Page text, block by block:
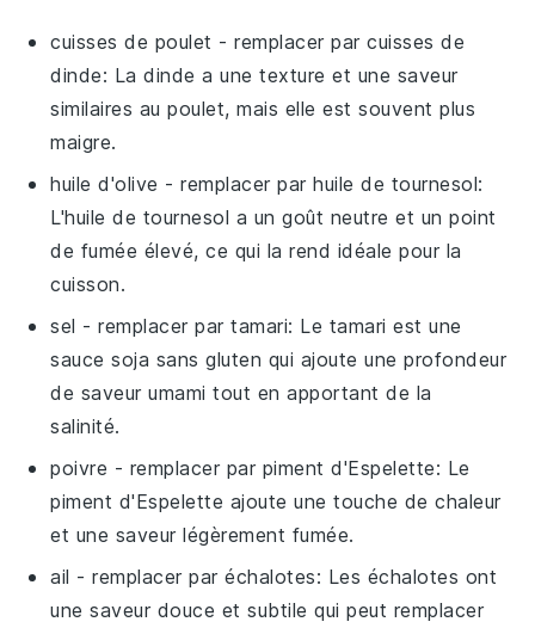
cuisses de poulet - remplacer parcuisses de
dinde: La dinde a une texture et une saveur
similaires au poulet, mais elle est souvent plus
maigre.
huile d'olive - remplacer parhuile de tournesol:
L'huile de tournesol a un goût neutre et un point
de fumée élevé, ce qui la rend idéale pour la
cuisson.
sel - remplacer partamari: Le tamari est une
sauce soja sans gluten qui ajoute une profondeur
de saveur umami tout en apportant de la
salinité.
poivre - remplacer par piment d'Espelette: Le
piment d'Espelette ajoute une touche de chaleur
et une saveur légèrement fumée.
ail - remplacer paréchalotes: Les échalotes ont
une saveur douce et subtile qui peut remplacer